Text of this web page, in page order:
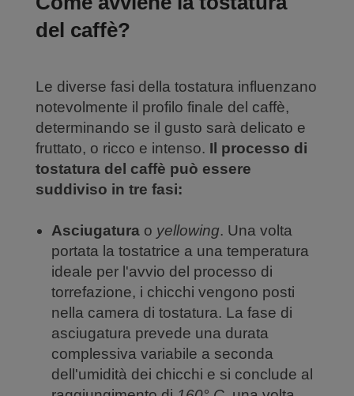
del caffè?
Le diverse fasi della tostatura influenzano
notevolmente il profilo finale del caffè,
determinando se il gusto sarà delicato e
fruttato, o ricco e intenso. Il processo di
tostatura del caffè può essere
suddiviso in tre fasi:
Asciugatura o yellowing. Una volta
portata la tostatrice a una temperatura
ideale per l'avvio del processo di
torrefazione, i chicchi vengono posti
nella camera di tostatura. La fase di
asciugatura prevede una durata
complessiva variabile a seconda
dell'umidità dei chicchi e si conclude al